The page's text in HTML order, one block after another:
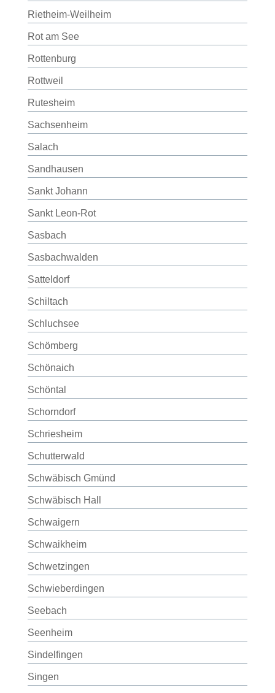
Rietheim-Weilheim
Rot am See
Rottenburg
Rottweil
Rutesheim
Sachsenheim
Salach
Sandhausen
Sankt Johann
Sankt Leon-Rot
Sasbach
Sasbachwalden
Satteldorf
Schiltach
Schluchsee
Schömberg
Schönaich
Schöntal
Schorndorf
Schriesheim
Schutterwald
Schwäbisch Gmünd
Schwäbisch Hall
Schwaigern
Schwaikheim
Schwetzingen
Schwieberdingen
Seebach
Seenheim
Sindelfingen
Singen